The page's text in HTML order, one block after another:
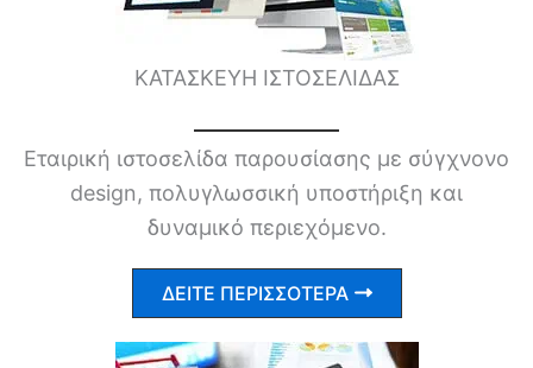
ΚΑΤΑΣΚΕΥΗ ΙΣΤΟΣΕΛΙΔΑΣ
Εταιρική ιστοσελίδα παρουσίασης με σύγχνονο
design, πολυγλωσσική υποστήριξη και
δυναμικό περιεχόμενο.
ΔΕΙΤΕ ΠΕΡΙΣΣΟΤΕΡΑ